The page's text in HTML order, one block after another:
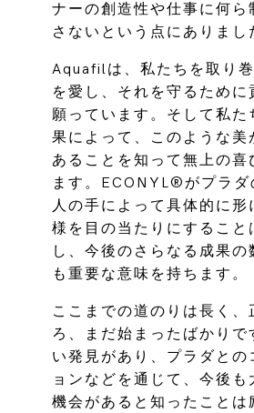
ナーの創造性や仕事に何ら
さないという点にありまし
Aquafilは、私たちを取り
を愛し、それを守るために
願っています。そして私た
果によって、このような美
あることを知って無上の喜
ます。ECONYL®がプラダ
人の手によって具体的に形
様を目の当たりにすること
し、今後のさらなる成果の
も重要な意味を持ちます。
ここまでの道のりは長く、
ろ、まだ始まったばかりで
い発見があり、プラダとの
ョンなどを通じて、今後も
機会があると知ったことは